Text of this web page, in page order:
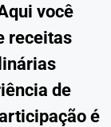
você
receitas
de
é